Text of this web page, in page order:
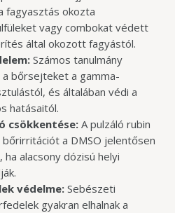
fagyasztás okozta
vagy combokat védett
által okozott fagyástól.
Számos tanulmány
a bőrsejteket a gamma-
és általában védi a
hatásaitól.
csökkentése:A pulzáló rubin
a DMSO jelentősen
ha alacsony dózisú helyi
védelme:Sebészeti
gyakran elhalnak a